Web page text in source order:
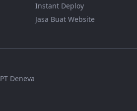
Instant Deploy
Jasa Buat Website
PT Deneva